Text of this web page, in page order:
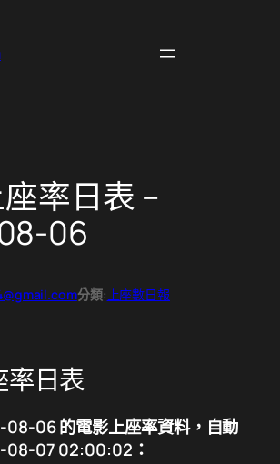
率日表 –
06
分類: 上座數日報
率日表
06 的電影上座率資料，自動
08-07 02:00:02：